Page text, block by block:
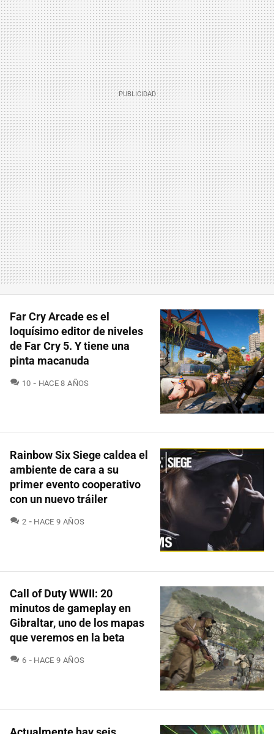
Far Cry Arcade es el
loquísimo editor de niveles
de Far Cry 5. Y tiene una
pinta macanuda
10 COMENTARIOS
HACE 8 AÑOS
Rainbow Six Siege caldea el
ambiente de cara a su
primer evento cooperativo
con un nuevo tráiler
2 COMENTARIOS
HACE 9 AÑOS
Call of Duty WWII: 20
minutos de gameplay en
Gibraltar, uno de los mapas
que veremos en la beta
6 COMENTARIOS
HACE 9 AÑOS